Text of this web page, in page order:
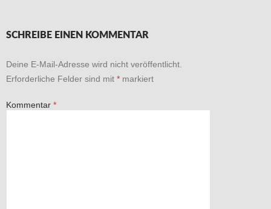
SCHREIBE EINEN KOMMENTAR
Deine E-Mail-Adresse wird nicht veröffentlicht.
Erforderliche Felder sind mit * markiert
Kommentar *